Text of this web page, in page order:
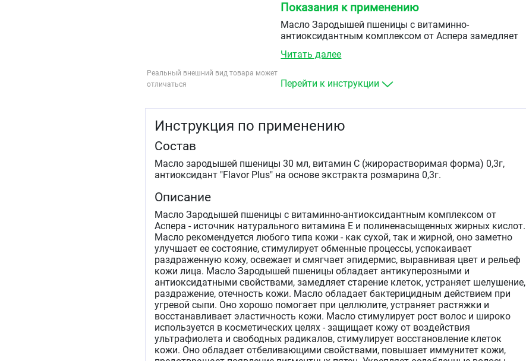
Реальный внешний вид товара может
отличаться
Показания к применению
Масло Зародышей пшеницы с витаминно-
антиоксидантным комплексом от Аспера замедляет
улучшает состояние волос и ногтей, отбеливает кожу и
Читать далее
Перейти к инструкции
Инструкция по применению
Состав
Масло зародышей пшеницы 30 мл, витамин С (жирорастворимая форма) 0,3г,
антиоксидант "Flavor Plus" на основе экстракта розмарина 0,3г.
Описание
Масло Зародышей пшеницы с витаминно-антиоксидантным комплексом от
Аспера - источник натурального витамина Е и полиненасыщенных жирных кислот.
Масло рекомендуется любого типа кожи - как сухой, так и жирной, оно заметно
улучшает ее состояние, стимулирует обменные процессы, успокаивает
раздраженную кожу, освежает и смягчает эпидермис, выравнивая цвет и рельеф
кожи лица. Масло Зародышей пшеницы обладает антикуперозными и
антиоксидатными свойствами, замедляет старение клеток, устраняет шелушение,
раздражение, отечность кожи. Масло обладает бактерицидным действием при
угревой сыпи. Оно хорошо помогает при целлюлите, устраняет растяжки и
восстанавливает эластичность кожи. Масло стимулирует рост волос и широко
используется в косметических целях - защищает кожу от воздействия
ультрафиолета и свободных радикалов, стимулирует восстановление клеток
кожи. Оно обладает отбеливающими свойствами, повышает иммунитет кожи,